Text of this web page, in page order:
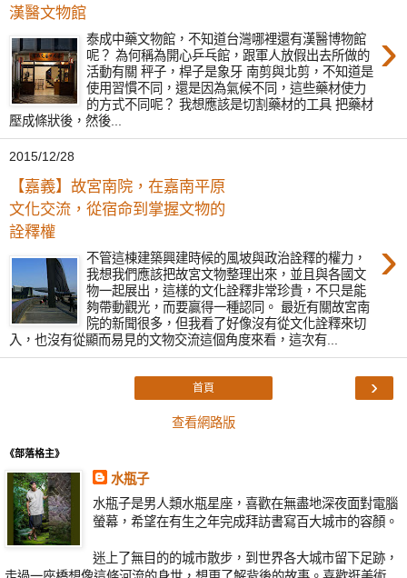
漢醫文物館
›
泰成中藥文物館，不知道台灣哪裡還有漢醫博物館
呢？ 為何稱為開心乒乓館，跟軍人放假出去所做的
活動有關 秤子，桿子是象牙 南剪與北剪，不知道是
使用習慣不同，還是因為氣候不同，這些藥材使力
的方式不同呢？ 我想應該是切割藥材的工具 把藥材
壓成條狀後，然後...
2015/12/28
【嘉義】故宮南院，在嘉南平原
文化交流，從宿命到掌握文物的
詮釋權
›
不管這棟建築興建時候的風坡與政治詮釋的權力，
我想我們應該把故宮文物整理出來，並且與各國文
物一起展出，這樣的文化詮釋非常珍貴，不只是能
夠帶動觀光，而要贏得一種認同。 最近有關故宮南
院的新聞很多，但我看了好像沒有從文化詮釋來切
入，也沒有從顯而易見的文物交流這個角度來看，這次有...
›
首頁
查看網路版
《部落格主》
水瓶子
水瓶子是男人類水瓶星座，喜歡在無盡地深夜面對電腦
螢幕，希望在有生之年完成拜訪書寫百大城市的容顏。
迷上了無目的的城市散步，到世界各大城市留下足跡，